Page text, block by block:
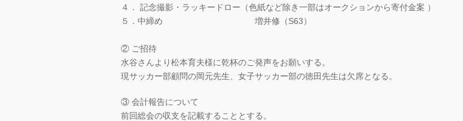
４． 記念撮影・ラッキードロー（色紙など除き一部はオークションから寄付金案 ）
５．中締め 増井修（S63）
② ご招待
水谷さんより松本育夫様に乾杯のご発声をお願いする。
現サッカー部顧問の岡元先生、女子サッカー部の徳田先生は欠席となる。
③ 会計報告について
前回総会の収支を記載することとする。